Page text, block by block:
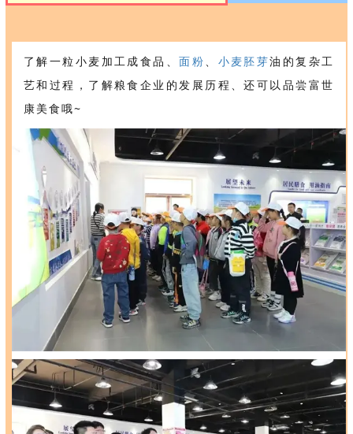
了解一粒小麦加工成食品、面粉、 小麦胚芽油的复杂工
艺和过程，了解粮食企业的发展历程、还可以品尝富世
康美食哦~